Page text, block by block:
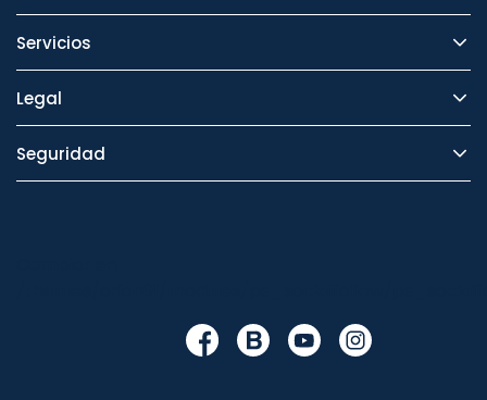
Servicios
Legal
Seguridad